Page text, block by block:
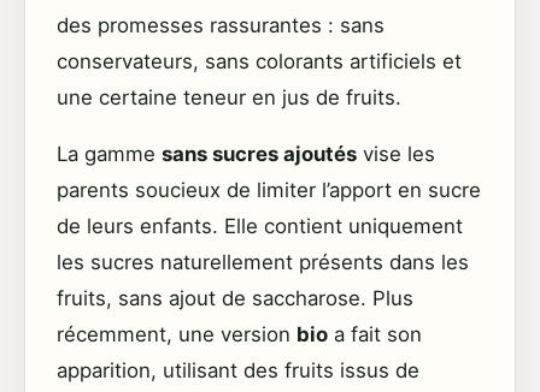
des promesses rassurantes : sans
conservateurs, sans colorants artificiels et
une certaine teneur en jus de fruits.
La gamme sans sucres ajoutés vise les
parents soucieux de limiter l’apport en sucre
de leurs enfants. Elle contient uniquement
les sucres naturellement présents dans les
fruits, sans ajout de saccharose. Plus
récemment, une version bio a fait son
apparition, utilisant des fruits issus de